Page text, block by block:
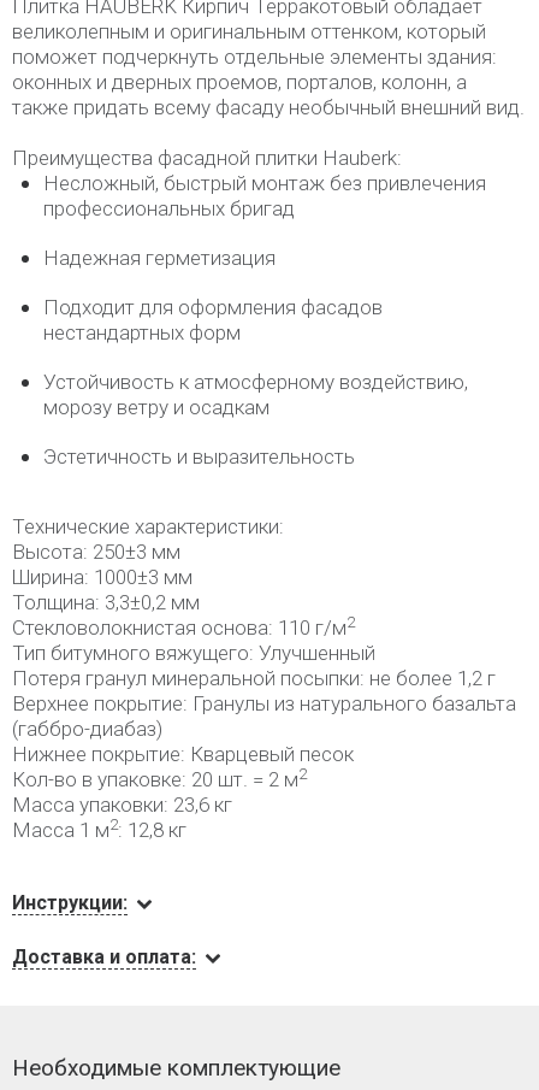
Плитка HAUBERK Кирпич Терракотовый обладает
великолепным и оригинальным оттенком, который
поможет подчеркнуть отдельные элементы здания:
оконных и дверных проемов, порталов, колонн, а
также придать всему фасаду необычный внешний вид.
Преимущества фасадной плитки Hauberk:
Несложный, быстрый монтаж без привлечения
профессиональных бригад
Надежная герметизация
Подходит для оформления фасадов
нестандартных форм
Устойчивость к атмосферному воздействию,
морозу ветру и осадкам
Эстетичность и выразительность
Технические характеристики:
Высота: 250±3 мм
Ширина: 1000±3 мм
Толщина: 3,3±0,2 мм
Стекловолокнистая основа: 110 г/м2
Тип битумного вяжущего: Улучшенный
Потеря гранул минеральной посыпки: не более 1,2 г
Верхнее покрытие: Гранулы из натурального базальта
(габбро-диабаз)
Нижнее покрытие: Кварцевый песок
Кол-во в упаковке: 20 шт. = 2 м2
Масса упаковки: 23,6 кг
Масса 1 м2: 12,8 кг
Инструкции:
Доставка и оплата:
Необходимые комплектующие